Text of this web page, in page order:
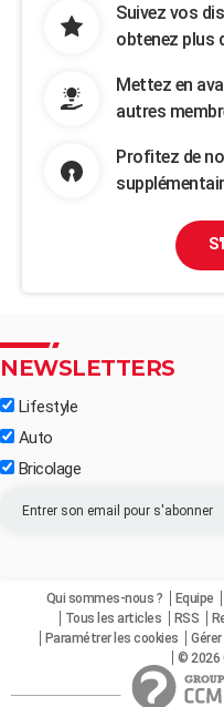
Suivez vos
obtenez plus
Mettez en
autres
Profitez de
NEWSLETTERS
Lifestyle
Auto
Bricolage
Qui sommes-nous ? Equipe
Tous les articles
RSS
Paramétrer les cookies
© 2026